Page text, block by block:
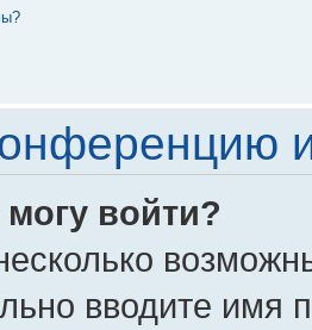
войти?
вводите имя